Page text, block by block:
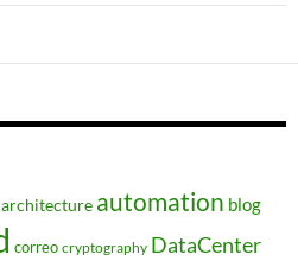
architecture automation blog
correo cryptography DataCenter